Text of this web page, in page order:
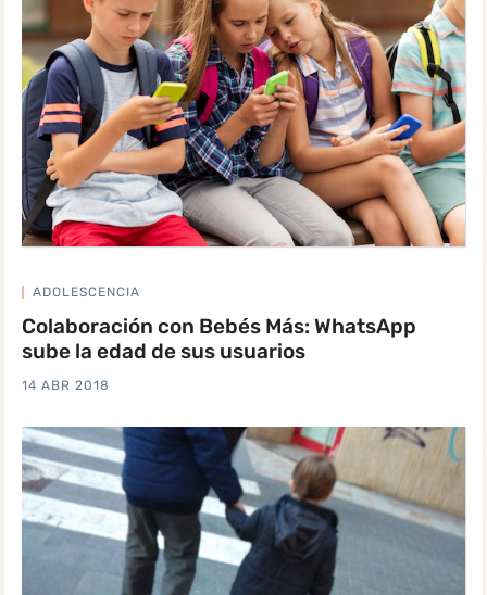
ADOLESCENCIA
Colaboración con Bebés Más: WhatsApp
sube la edad de sus usuarios
14 ABR 2018